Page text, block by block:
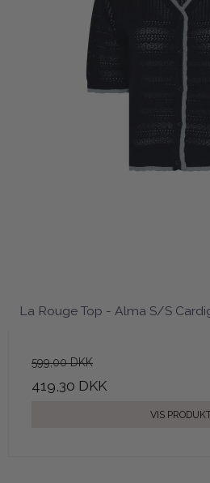
La Rouge Top - Alma S/S
599,00 DKK
419,30 DKK
VIS